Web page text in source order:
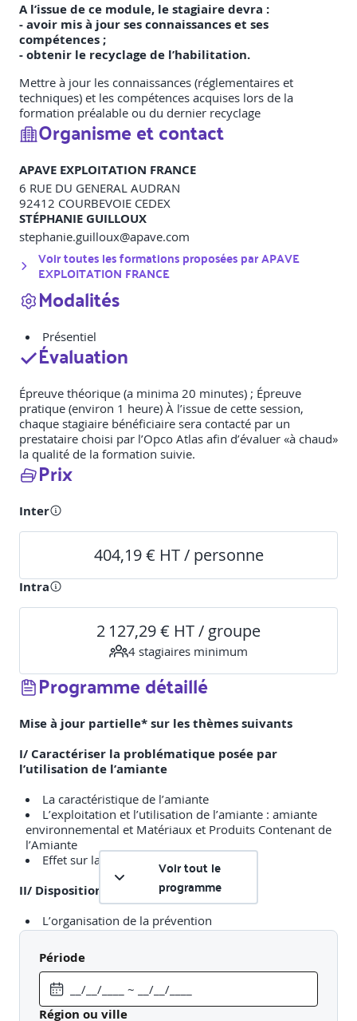
A l’issue de ce module, le stagiaire devra :
- avoir mis à jour ses connaissances et ses
compétences ;
- obtenir le recyclage de l’habilitation.
Mettre à jour les connaissances (réglementaires et
techniques) et les compétences acquises lors de la
formation préalable ou du dernier recyclage
Organisme et contact
APAVE EXPLOITATION FRANCE
6 RUE DU GENERAL AUDRAN
92412 COURBEVOIE CEDEX
STÉPHANIE GUILLOUX
stephanie.guilloux@apave.com
Voir toutes les formations proposées parAPAVE
EXPLOITATION FRANCE
Modalités
Présentiel
Évaluation
Épreuve théorique (a minima 20 minutes) ; Épreuve
pratique (environ 1 heure) À l’issue de cette session,
chaque stagiaire bénéficiaire sera contacté par un
prestataire choisi par l’Opco Atlas afin d’évaluer «à chaud»
la qualité de la formation suivie.
Prix
Inter
404,19 € HT / personne
Intra
2 127,29 € HT / groupe
4 stagiaires minimum
Programme détaillé
Mise à jour partielle* sur les thèmes suivants
I/ Caractériser la problématique posée par
l’utilisation de l’amiante
La caractéristique de l’amiante
L’exploitation et l’utilisation de l’amiante : amiante
environnemental et Matériaux et Produits Contenant de
l’Amiante
Effet sur la santé et suivi médical
II/ Dispositions générales
L’organisation de la prévention
Responsabilité et sanctions encourues
III/ Concevoir un chantier amiante dit de « sous-
section 4 »
Repérages amiante : Dossier Technique Amiante et
Voir tout le
programme
Période
Région ou ville